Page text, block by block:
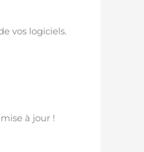
vos logiciels.
à jour !